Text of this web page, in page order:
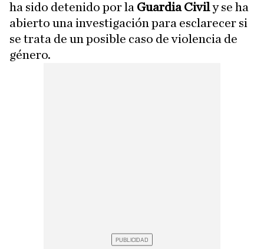
ha sido detenido por la Guardia Civily se ha
abierto una investigación para esclarecer si
se trata de un posible caso de violencia de
género.